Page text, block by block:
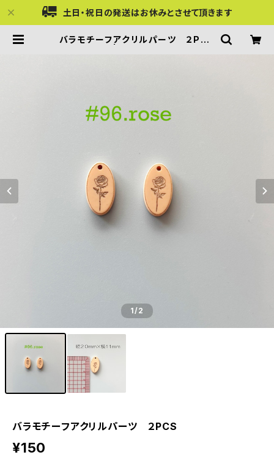
土日・祝日の発送はお休みとさせて頂きます
バラモチーフアクリルパーツ ２PCS
1/2
バラモチーフアクリルパーツ ２PCS
¥150